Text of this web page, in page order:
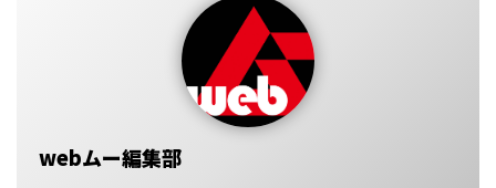
webムー編集部